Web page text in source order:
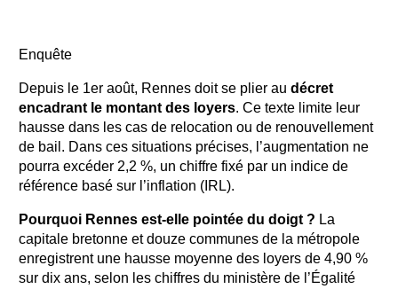
Enquête
Depuis le 1er août, Rennes doit se plier au décret
encadrant le montant des loyers. Ce texte limite leur
hausse dans les cas de relocation ou de renouvellement
de bail. Dans ces situations précises, l’augmentation ne
pourra excéder 2,2 %, un chiffre fixé par un indice de
référence basé sur l’inflation (IRL).
Pourquoi Rennes est-elle pointée du doigt ? La
capitale bretonne et douze communes de la métropole
enregistrent une hausse moyenne des loyers de 4,90 %
sur dix ans, selon les chiffres du ministère de l’Égalité